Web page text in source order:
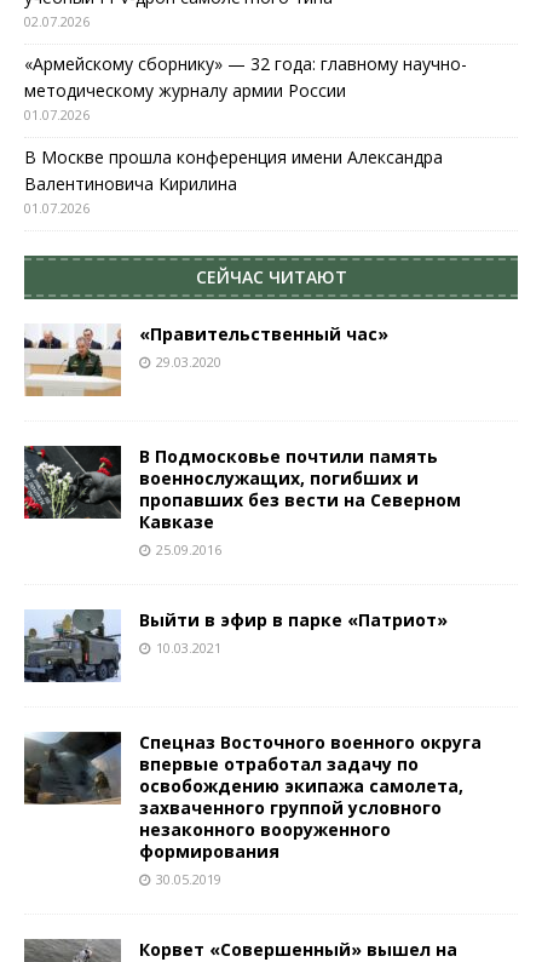
02.07.2026
«Армейскому сборнику» — 32 года: главному научно-
методическому журналу армии России
01.07.2026
В Москве прошла конференция имени Александра
Валентиновича Кирилина
01.07.2026
СЕЙЧАС ЧИТАЮТ
«Правительственный час»
29.03.2020
В Подмосковье почтили память
военнослужащих, погибших и
пропавших без вести на Северном
Кавказе
25.09.2016
Выйти в эфир в парке «Патриот»
10.03.2021
Спецназ Восточного военного округа
впервые отработал задачу по
освобождению экипажа самолета,
захваченного группой условного
незаконного вооруженного
формирования
30.05.2019
Корвет «Совершенный» вышел на